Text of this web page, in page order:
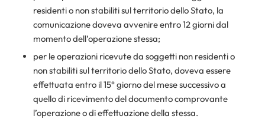
residenti o non stabiliti sul territorio dello Stato, la
comunicazione doveva avvenire entro 12 giorni dal
momento dell’operazione stessa;
per le operazioni ricevute da soggetti non residenti o
non stabiliti sul territorio dello Stato, doveva essere
effettuata entro il 15° giorno del mese successivo a
quello di ricevimento del documento comprovante
l’operazione o di effettuazione della stessa.